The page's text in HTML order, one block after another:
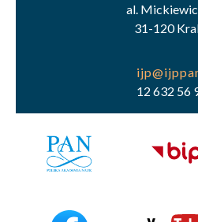
al.
31-120
12 632 56